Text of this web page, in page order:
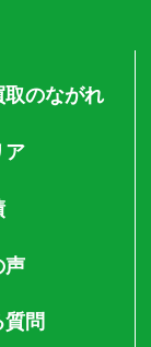
取のながれ
ア
声
質問